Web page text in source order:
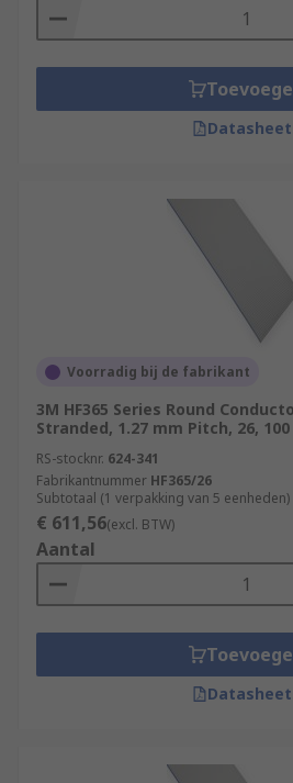
Voorradig bij de fabrikant
3M HF365 Series Round
Stranded, 1.27 mm Pitch, 26,
RS-stocknr. 624-341
Fabrikantnummer HF365/26
Subtotaal (1 verpakking van 5 eenheden)
€ 611,56(excl. BTW)
Aantal